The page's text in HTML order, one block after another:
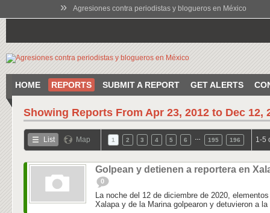
» Agresiones contra periodistas y blogueros en México
HOME REPORTS SUBMIT A REPORT GET ALERTS
Showing Reports From Apr 23, 2012 to Dec 12,
List Map 1 2 3 4 5 6 195 196 1-5
Golpean y detienen a reportera en
0
La noche del 12 de diciembre de 2020,
Xalapa y de la Marina golpearon y detuvieron a la